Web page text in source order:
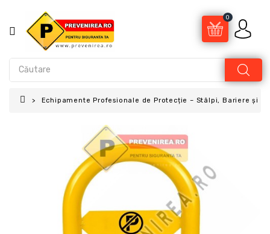
0
Echipamente Profesionale de Protecție – Stâlpi, Bariere și